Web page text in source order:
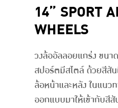
14” SPORT
WHEELS
วงล้ออัลลอยแกร่ง ขนา
สปอร์ตมีสไตล์ ด้วยสีสั
ล้อหน้าและหลัง ในแนว
ออกแบบมาให้เข้ากับสี